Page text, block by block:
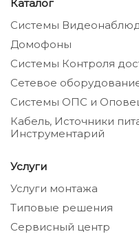
Каталог
Системы
Домофоны
Системы Контроля
Сетевое
Системы ОПС и
Кабель, Источники
Инструментарий
Услуги
Услуги монтажа
Типовые решения
Сервисный центр